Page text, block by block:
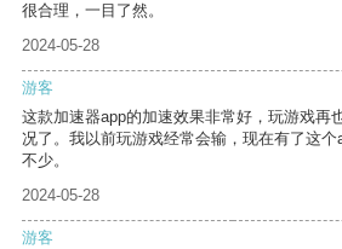
很合理，一目了然。
2024-05-28
游客
这款加速器app的加速效果非常好，玩游戏再
况了。我以前玩游戏经常会输，现在有了这
不少。
2024-05-28
游客